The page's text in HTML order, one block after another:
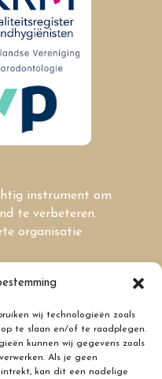
wij technologieën zoals
te slaan en/of te raadplegen.
kunnen wij gegevens zoals
Als je geen
kan dit een nadelige
instrument om
te verbeteren.
organisatie